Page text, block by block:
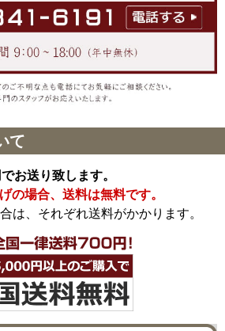
て
お送り致します。
の場合、送料は無料です。
は、それぞれ送料がかかります。